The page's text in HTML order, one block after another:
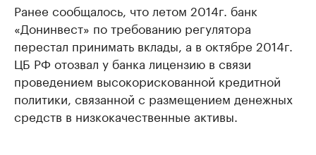
Ранее сообщалось, что летом 2014г. банк
«Донинвест» по требованию регулятора
перестал принимать вклады, а в октябре 2014г.
ЦБ РФ отозвал у банка лицензию в связи
проведением высокорискованной кредитной
политики, связанной с размещением денежных
средств в низкокачественные активы.